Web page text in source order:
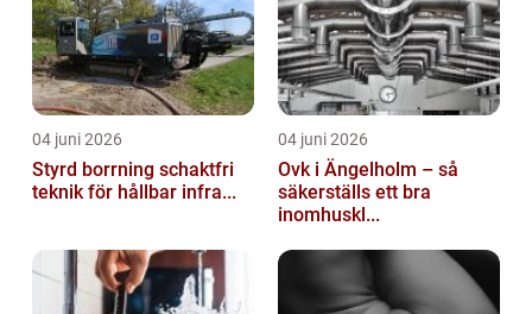
04 juni 2026
Styrd borrning schaktfri
teknik för hållbar infra...
04 juni 2026
Ovk i Ängelholm – så
säkerställs ett bra
inomhuskl...